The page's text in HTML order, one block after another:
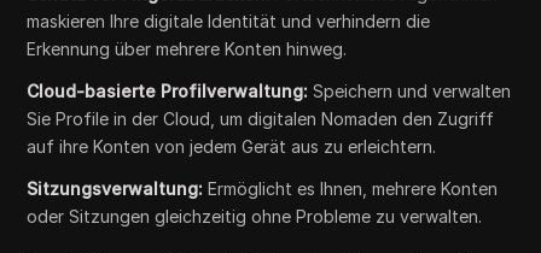
maskieren Ihre digitale Identität und verhindern die
Erkennung über mehrere Konten hinweg.
Cloud-basierte Profilverwaltung: Speichern und verwalten
Sie Profile in der Cloud, um digitalen Nomaden den Zugriff
auf ihre Konten von jedem Gerät aus zu erleichtern.
Sitzungsverwaltung: Ermöglicht es Ihnen, mehrere Konten
oder Sitzungen gleichzeitig ohne Probleme zu verwalten.